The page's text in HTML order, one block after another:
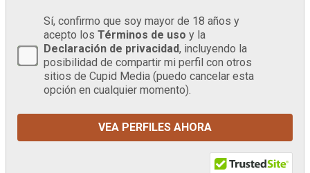
Sí, confirmo que soy mayor de 18 años y
acepto los Términos de uso y la
Declaración de privacidad, incluyendo la
posibilidad de compartir mi perfil con otros
sitios de Cupid Media (puedo cancelar esta
opción en cualquier momento).